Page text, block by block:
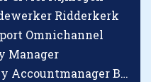
Ridderkerk
Omnichannel
Manager
Checkpoint Systems Key Accountmanager Benelux